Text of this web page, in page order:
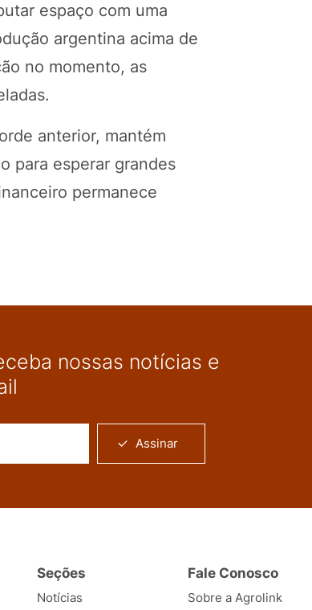
espaço com uma
argentina acima de
no momento, as
anterior, mantém
para esperar grandes
permanece
nossas notícias e
Assinar
Seções
Notícias
Fale Conosco
Sobre a Agrolink